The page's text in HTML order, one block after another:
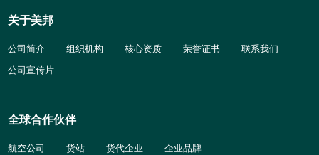
关于美邦
公司简介 组织机构 核心资质 荣誉证书
联系我们
公司宣传片
全球合作伙伴
航空公司 货站 货代企业 企业品牌